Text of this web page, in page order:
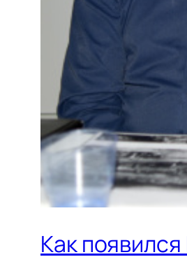
Как